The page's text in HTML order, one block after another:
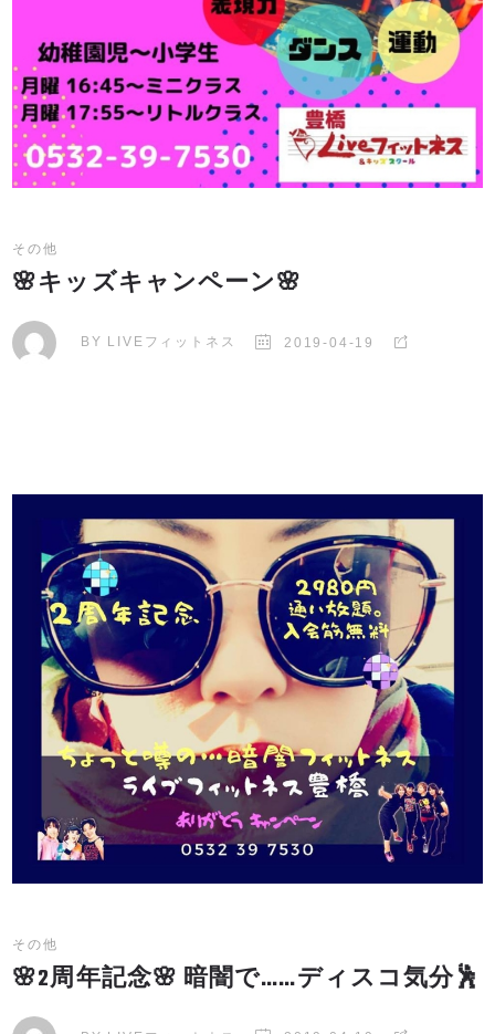
その他
🌸キッズキャンペーン🌸
BY LIVEフィットネス 2019-04-19
その他
🌸2周年記念🌸 暗闇で……ディスコ気分🕺